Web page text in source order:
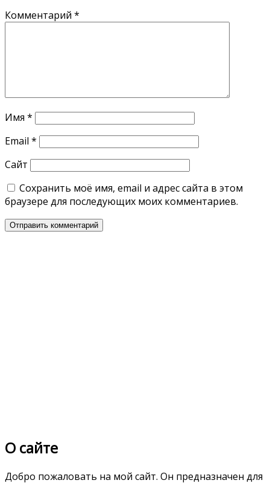
Комментарий *
Имя *
Email *
Сайт
Сохранить моё имя, email и адрес сайта в этом
браузере для последующих моих комментариев.
О сайте
Добро пожаловать на мой сайт. Он предназначен для